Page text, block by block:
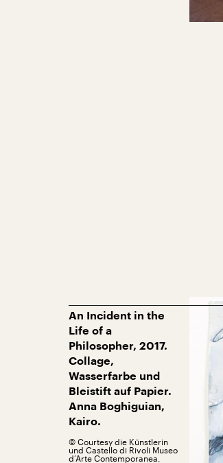
An Incident in the
Life of a
Philosopher, 2017.
Collage,
Wasserfarbe und
Bleistift auf Papier.
Anna Boghiguian,
Kairo.
© Courtesy die Künstlerin
und Castello di Rivoli Museo
d’Arte Contemporanea,